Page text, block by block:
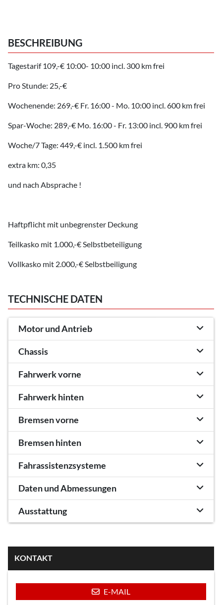
BESCHREIBUNG
Tagestarif 109,-€ 10:00- 10:00 incl. 300 km frei
Pro Stunde: 25,-€
Wochenende: 269,-€ Fr. 16:00 - Mo. 10:00 incl. 600 km frei
Spar-Woche: 289,-€ Mo. 16:00 - Fr. 13:00 incl. 900 km frei
Woche/7 Tage: 449,-€ incl. 1.500 km frei
extra km: 0,35
und nach Absprache !
Haftpflicht mit unbegrenster Deckung
Teilkasko mit 1.000,-€ Selbstbeteiligung
Vollkasko mit 2.000,-€ Selbstbeiligung
TECHNISCHE DATEN
Motor und Antrieb
Chassis
Fahrwerk vorne
Fahrwerk hinten
Bremsen vorne
Bremsen hinten
Fahrassistenzsysteme
Daten und Abmessungen
Ausstattung
KONTAKT
E-MAIL